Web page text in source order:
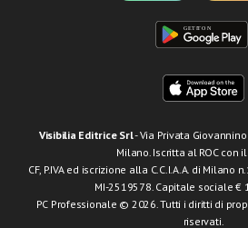
Visibilia Editrice Srl- Via Privata
Milano. Iscritta al ROC con
CF, P.IVA ed iscrizione alla C.C.I.A.A. di Milano
MI-2519578. Capitale sociale €
PC Professionale © 2026. Tutti i diritti di
riservati.